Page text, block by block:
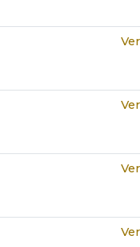
Ver
Ver
Ver
Ver